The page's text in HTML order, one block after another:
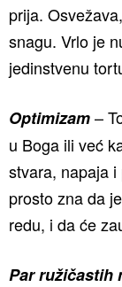
prija.
snagu. Vrlo je
jedinstvenu
Optimizam–
u Boga ili već
stvara, napaja
prosto zna da
redu, i da će
Par ružičastih